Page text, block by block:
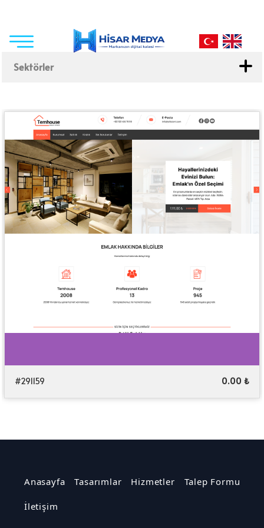
Sektörler
#291159 0.00 ₺
Anasayfa Tasarımlar Hizmetler Talep Formu
İletişim